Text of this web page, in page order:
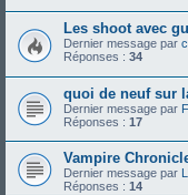
Les shoot avec
Dernier message par
Réponses : 34
quoi de neuf sur
Dernier message par
Réponses : 17
Vampire
Dernier message par
Réponses : 14